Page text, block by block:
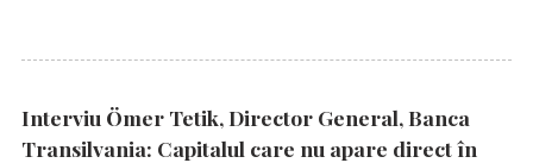
Interviu Ömer Tetik, Director General, Banca
Transilvania: Capitalul care nu apare direct în